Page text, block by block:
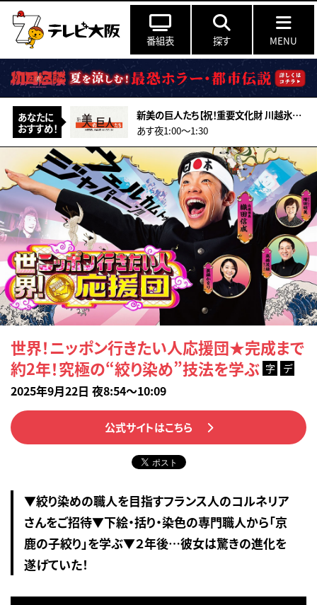
番組表 探す MENU
あなたに
おすすめ！
新美の巨人たち【祝！重要文化財 川越氷川神社本殿 超絶技巧の彫刻の謎】
あす夜1:00〜1:30
世界！ニッポン行きたい人応援団★完成まで
約2年！究極の“絞り染め”技法を学ぶ 字 デ
2025年9月22日 夜8:54～10:09
公式サイトはこちら
▼絞り染めの職人を目指すフランス人のコルネリア
さんをご招待▼下絵・括り・染色の専門職人から「京
鹿の子絞り」を学ぶ▼２年後…彼女は驚きの進化を
遂げていた！